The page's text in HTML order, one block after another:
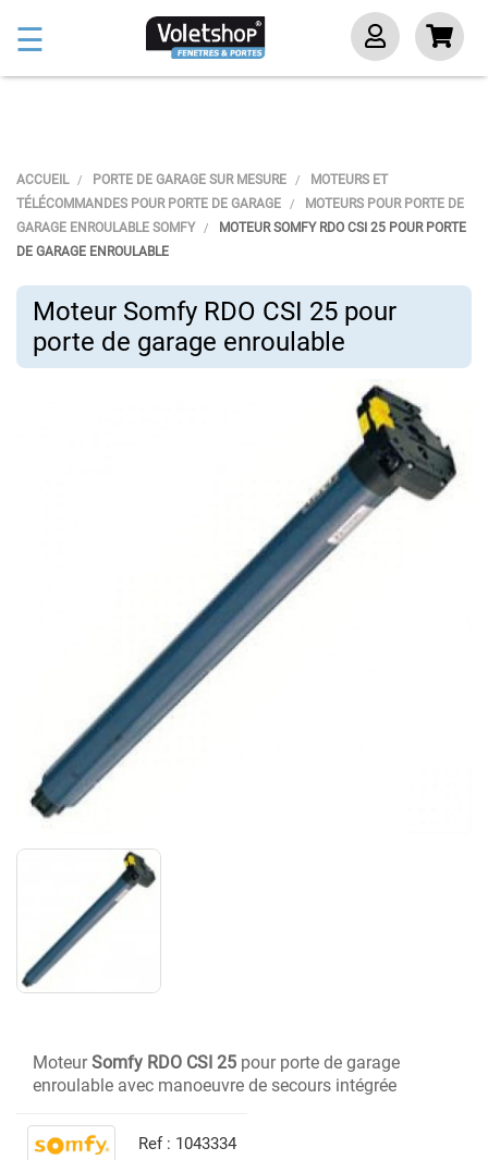
Basculer
la
☰
ACCUEIL PORTE DE GARAGE SUR MESURE
MOTEURS ET
TÉLÉCOMMANDES POUR PORTE DE GARAGE
MOTEURS POUR PORTE DE
GARAGE ENROULABLE SOMFY
MOTEUR SOMFY RDO CSI 25 POUR PORTE
DE GARAGE ENROULABLE
Moteur Somfy RDO CSI 25 pour
porte de garage enroulable
MoteurSomfy RDO CSI 25 pour porte de garage
enroulable avec manoeuvre de secours intégrée
Ref : 1043334